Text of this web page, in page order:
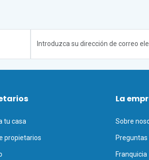
tu casa
propietarios
La
Sobre
Franquicia